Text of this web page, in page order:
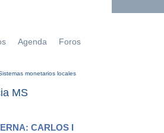
Agenda Foros
monetarios locales
MS
CARLOS I